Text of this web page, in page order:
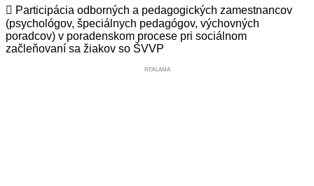
 Participácia odborných a pedagogických zamestnancov
(psychológov, špeciálnych pedagógov, výchovných
poradcov) v poradenskom procese pri sociálnom
začleňovaní sa žiakov so ŠVVP
REKLAMA